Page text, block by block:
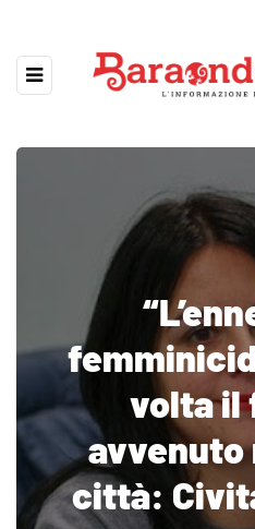
volta il
avvenuto
città: